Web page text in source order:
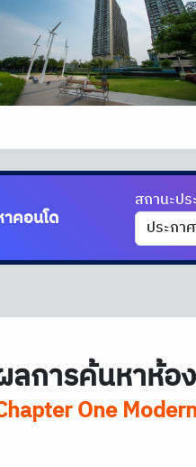
คอนโด
สถานะป
ลการค้นหาห้อ
One